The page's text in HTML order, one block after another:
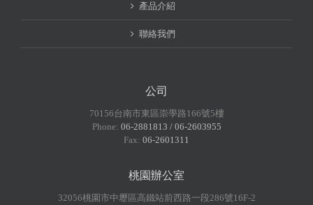
產品介紹
聯絡我們
公司
70156台南市東區崇學路166號5樓
Phone: 06-2881813 / 06-2603955
Fax: 06-2601311
桃園辦公室
32056桃園市中壢區高鐵站前西路一段286號16F-2